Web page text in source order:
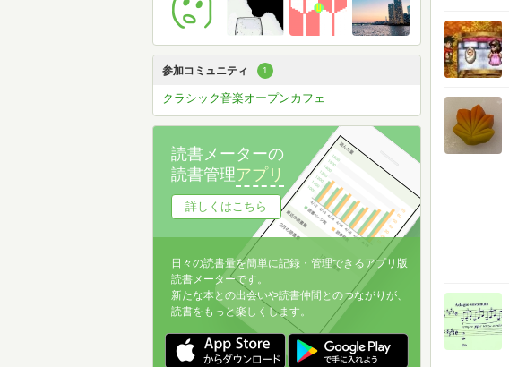
参加コミュニティ 1
クラシック音楽オープンカフェ
読書メーターの
読書管理アプリ
詳しくはこちら
日々の読書量を簡単に記録・管理できるアプリ版
読書メーターです。
新たな本との出会いや読書仲間とのつながりが、
読書をもっと楽しくします。